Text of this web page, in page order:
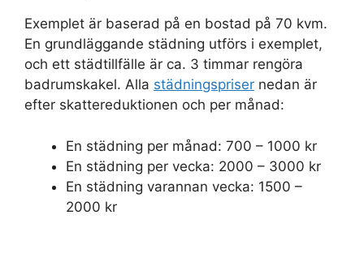
Exemplet är baserad på en bostad på 70 kvm.
En grundläggande städning utförs i exemplet,
och ett städtillfälle är ca. 3 timmar rengöra
badrumskakel. Alla städningspriser nedan är
efter skattereduktionen och per månad:
En städning per månad: 700 – 1000 kr
En städning per vecka: 2000 – 3000 kr
En städning varannan vecka: 1500 –
2000 kr